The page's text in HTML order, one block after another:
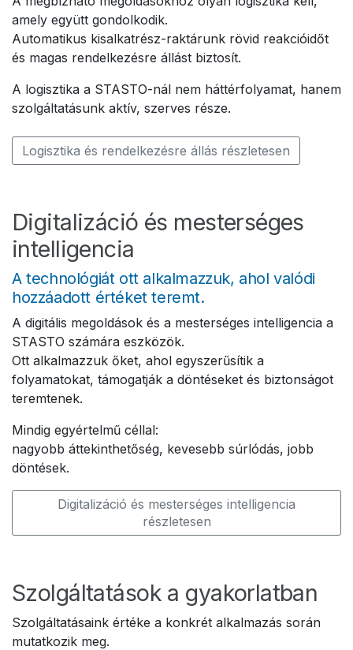
amely együtt gondolkodik.
Automatikus kisalkatrész-raktárunk rövid reakcióidőt
és magas rendelkezésre állást biztosít.
A logisztika a STASTO-nál nem háttérfolyamat, hanem
szolgáltatásunk aktív, szerves része.
Logisztika és rendelkezésre állás részletesen
Digitalizáció és mesterséges
intelligencia
A technológiát ott alkalmazzuk, ahol valódi
hozzáadott értéket teremt.
A digitális megoldások és a mesterséges intelligencia a
STASTO számára eszközök.
Ott alkalmazzuk őket, ahol egyszerűsítik a
folyamatokat, támogatják a döntéseket és biztonságot
teremtenek.
Mindig egyértelmű céllal:
nagyobb áttekinthetőség, kevesebb súrlódás, jobb
döntések.
Digitalizáció és mesterséges intelligencia
részletesen
Szolgáltatások a gyakorlatban
Szolgáltatásaink értéke a konkrét alkalmazás során
mutatkozik meg.